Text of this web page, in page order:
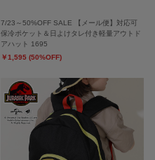
7/23～50%OFF SALE 【メール便】対応可
保冷ポケット＆日よけタレ付き軽量アウトド
アハット 1695
￥1,595 (50%OFF)